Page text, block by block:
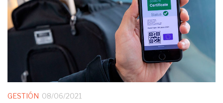
GESTIÓN 08/06/2021